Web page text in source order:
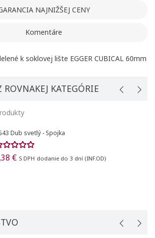
NAJNIŽŠEJ CENY
Komentáre
k soklovej lište EGGER CUBICAL 60mm
ROVNAKEJ KATEGÓRIE
Dub svetlý - Spojka
€ S DPH dodanie do 3 dní (INF.OD)
Vytvoriť zoznam želaní
želaných produktov je potrebné
Registrovať sa Ukončiť